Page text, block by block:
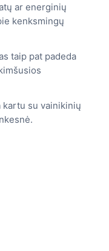
ar energinių
kenksmingų
taip pat padeda
kartu su vainikinių